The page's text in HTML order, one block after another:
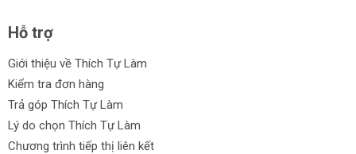
Hỗ trợ
Giới thiệu về Thích Tự Làm
Kiểm tra đơn hàng
Trả góp Thích Tự Làm
Lý do chọn Thích Tự Làm
Chương trình tiếp thị liên kết